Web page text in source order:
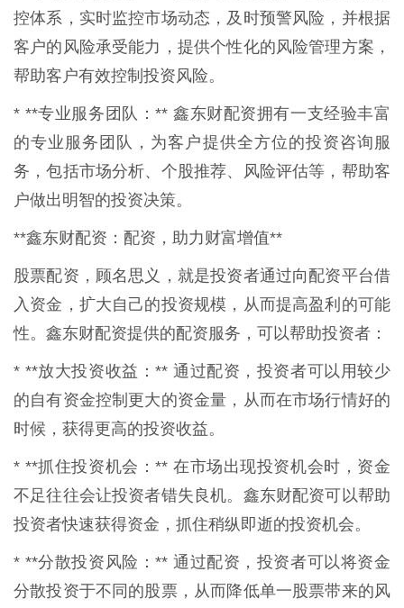
控体系，实时监控市场动态，及时预警风险，并根据
客户的风险承受能力，提供个性化的风险管理方案，
帮助客户有效控制投资风险。
* **专业服务团队：** 鑫东财配资拥有一支经验丰富
的专业服务团队，为客户提供全方位的投资咨询服
务，包括市场分析、个股推荐、风险评估等，帮助客
户做出明智的投资决策。
**鑫东财配资：配资，助力财富增值**
股票配资，顾名思义，就是投资者通过向配资平台借
入资金，扩大自己的投资规模，从而提高盈利的可能
性。鑫东财配资提供的配资服务，可以帮助投资者：
* **放大投资收益：** 通过配资，投资者可以用较少
的自有资金控制更大的资金量，从而在市场行情好的
时候，获得更高的投资收益。
* **抓住投资机会：** 在市场出现投资机会时，资金
不足往往会让投资者错失良机。鑫东财配资可以帮助
投资者快速获得资金，抓住稍纵即逝的投资机会。
* **分散投资风险：** 通过配资，投资者可以将资金
分散投资于不同的股票，从而降低单一股票带来的风